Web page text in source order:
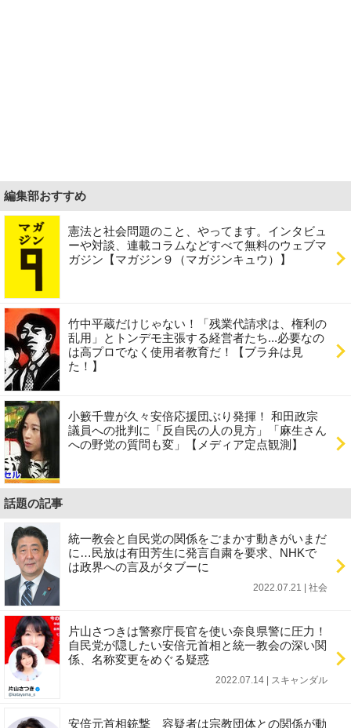
編集部おすすめ
憲法と社会問題のこと、やってます。インタビュ
ーや対談、連載コラムなどすべて無料のウェブマ
ガジン【マガジン９（マガジンキュウ）】
竹中平蔵だけじゃない！「残業代請求は、権利の
乱用」とトンデモ主張する経営者たち...必要なの
は高プロでなく使用者教育だ！【ブラ弁は見
た！】
小籔千豊が久々安倍応援団ぶり発揮！ 和田政宗
議員への批判に「反自民の人の見方」「麻生さん
への野党の質問も変」【メディア定点観測】
話題の記事
統一教会と自民党の関係をごまかす動きがいまだ
に…民放は有田芳生に発言自粛を要求、NHKで
は政界への言及がタブーに
2022.07.21 | 社会
片山さつきは警察庁長官を使い奈良県警に圧力！
自民党が隠したい安倍元首相と統一教会の深い関
係、名称変更をめぐる疑惑
2022.07.14 | スキャンダル
安倍元首相銃撃 容疑者は宗教団体との関係が動